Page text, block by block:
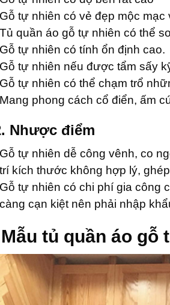
Gỗ tự nhiên có vẻ đẹp mộc
Tủ quần áo gỗ tự nhiên có thể
Gỗ tự nhiên có tính ổn định cao.
Gỗ tự nhiên nếu được tẩm sấy
Gỗ tự nhiên có thể chạm trổ
Mang phong cách cổ điển, ấm
Nhược điểm
Gỗ tự nhiên dễ công vênh, co
trí kích thước không hợp lý,
Gỗ tự nhiên có chi phí gia công
càng cạn kiệt nên phải nhập
tủ quần áo gỗ